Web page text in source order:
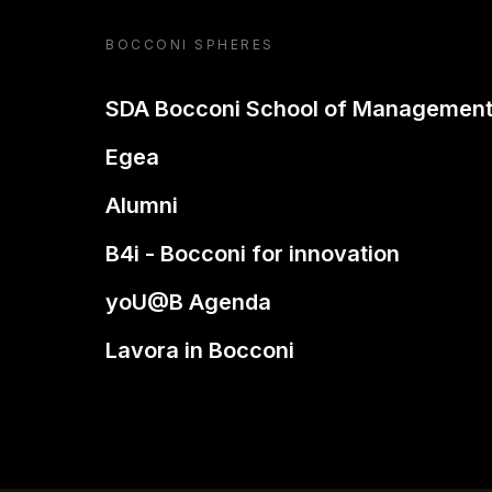
BOCCONI SPHERES
SDA Bocconi School of Management
Egea
Alumni
B4i - Bocconi for innovation
yoU@B Agenda
Lavora in Bocconi